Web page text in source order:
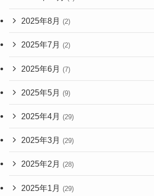
2025年8月 (2)
2025年7月 (2)
2025年6月 (7)
2025年5月 (9)
2025年4月 (29)
2025年3月 (29)
2025年2月 (28)
2025年1月 (29)